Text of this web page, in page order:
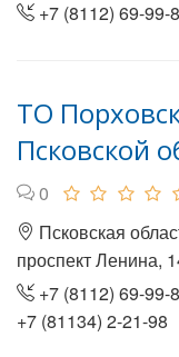
+7 (8112) 69-99-
ТО
Псковской
0
Псковская
проспект Ленина,
+7 (8112) 69-99-
+7 (81134) 2-21-98